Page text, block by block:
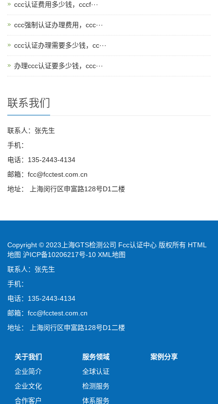
ccc认证费用多少钱，cccf···
ccc强制认证办理费用，ccc···
ccc认证办理需要多少钱，cc···
办理ccc认证要多少钱，ccc···
联系我们
联系人：张先生
手机：
电话：135-2443-4134
邮箱：fcc@fcctest.com.cn
地址： 上海闵行区申富路128号D1二楼
Copyright © 2023上海GTS检测公司 Fcc认证中心 版权所有 HTML
地图 沪ICP备10206217号-10 XML地图
联系人：张先生
手机：
电话：135-2443-4134
邮箱：fcc@fcctest.com.cn
地址： 上海闵行区申富路128号D1二楼
关于我们
企业简介
企业文化
合作客户
服务领域
全球认证
检测服务
体系服务
案例分享